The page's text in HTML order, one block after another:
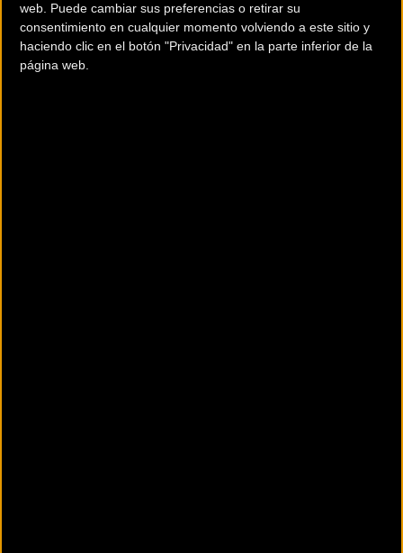
web. Puede cambiar sus preferencias o retirar su
consentimiento en cualquier momento volviendo a este sitio y
haciendo clic en el botón "Privacidad" en la parte inferior de la
página web.
Comercios Bz Premium
MC SKI BIKE